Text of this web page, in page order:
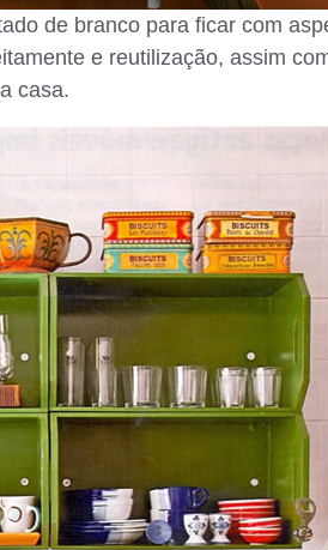
de branco para ficar com
e reutilização, assim
casa.